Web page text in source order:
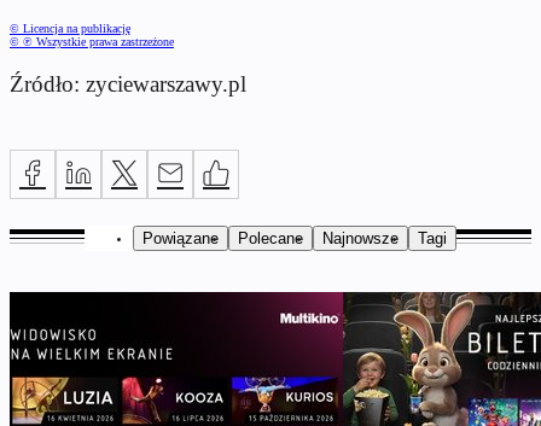
© Licencja na publikację
© ℗ Wszystkie prawa zastrzeżone
Źródło: zyciewarszawy.pl
Powiązane Polecane Najnowsze Tagi